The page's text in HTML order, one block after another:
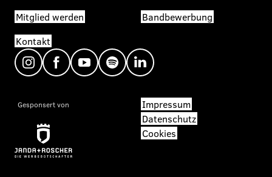
Mitglied werden
Bandbewerbung
Kontakt
Gesponsert von
Impressum
Datenschutz
Cookies